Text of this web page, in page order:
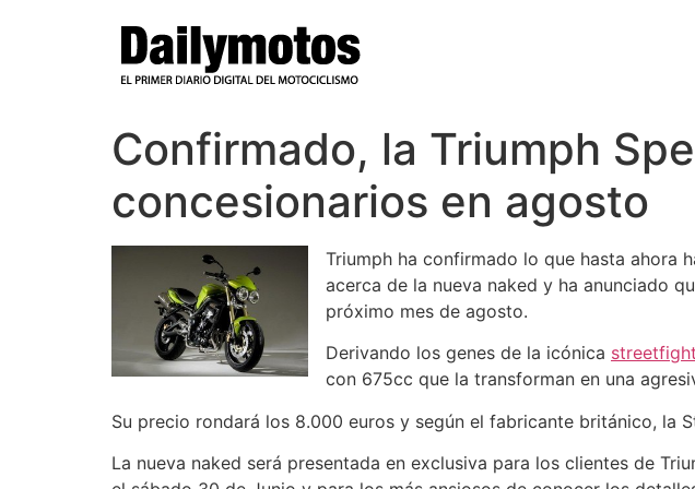
Confirmado, la Triumph
concesionarios en agosto
Triumph ha confirmado lo que hasta ahora
acerca de la nueva naked y ha anunciado
próximo mes de agosto.
Derivando los genes de la icónica
con 675cc que la transforman en una
Su precio rondará los 8.000 euros y según el fabricante británico, la
La nueva naked será presentada en exclusiva para los clientes de